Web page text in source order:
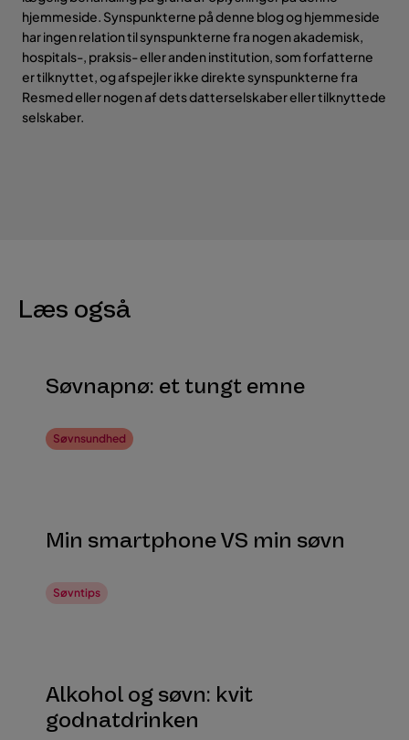
hjemmeside. Synspunkterne på denne blog og hjemmeside
har ingen relation til synspunkterne fra nogen akademisk,
hospitals-, praksis- eller anden institution, som forfatterne
er tilknyttet, og afspejler ikke direkte synspunkterne fra
Resmed eller nogen af dets datterselskaber eller tilknyttede
selskaber.
Læs også
Søvnapnø: et tungt emne
Søvnsundhed
Min smartphone VS min søvn
Søvntips
Alkohol og søvn: kvit
godnatdrinken